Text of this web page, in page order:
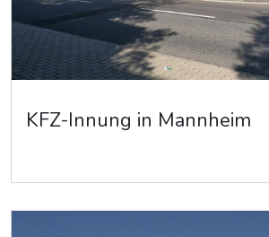
KFZ-Innung in Mannheim